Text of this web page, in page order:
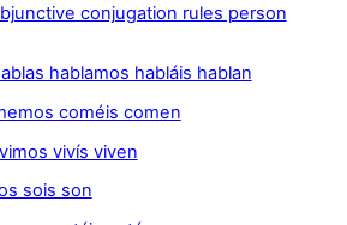
conjugation rules person
hablamos habláis hablan
coméis comen
vivís viven
sois son